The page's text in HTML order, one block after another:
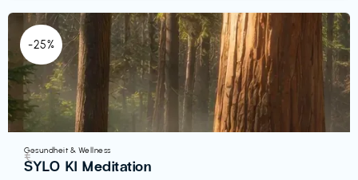
-25%
Gesundheit & Wellness
SYLO KI Meditation
€‎